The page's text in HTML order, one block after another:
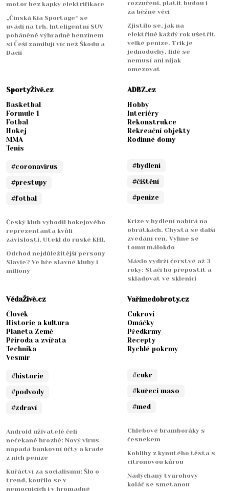
motor bez kapky elektrifikace
„Čínská Kia Sportage“ se
uvádí na trh. Inteligentní SUV
poháněné výhradně benzínem
si Češi zamilují víc než Škodu a
Dacii
rozzuřeni, platit budou i
za běžné věci
Zjistilo se, jak na
elektřině každý rok ušetřit
velké peníze. Trik je
jednoduchý, lidé se
nemusí ani nijak
omezovat
SportyŽivě.cz
Basketbal
Formule 1
Fotbal
Hokej
MMA
Tenis
#coronavirus
#prestupy
#fotbal
Český klub vyhodil hokejového
reprezentanta kvůli
závislosti. Utekl do ruské KHL
Odchod nejdůležitější persony
Slavie? Ve hře slavné kluby i
miliony
ADBZ.cz
Hobby
Interiéry
Rekonstrukce
Rekreační objekty
Rodinné domy
#bydlení
#čištění
#penize
Krize v bydlení nabírá na
obrátkách. Chystá se další
zvedání cen. Vyhne se
tomu málokdo
Máslo vydrží čerstvé až 3
roky: Stačí ho přepustit a
skladovat ve sklenici
VědaŽivě.cz
Člověk
Historie a kultura
Planeta Země
Příroda a zvířata
Technika
Vesmír
#historie
#podvody
#zdraví
Android uživatelé čelí
nečekané hrozbě: Nový virus
napadá bankovní účty a krade
z nich peníze
Kuřáctví za socialismu: Šlo o
trend, kouřilo se v
nemocnicích i v hromadné
Vařímedobroty.cz
Cukroví
Omáčky
Předkrmy
Recepty
Rychlé pokrmy
#cukr
#kuřecí maso
#med
Chlebové bramboráky s
česnekem
Koblihy z kynutého těsta s
citronovou kůrou
Nadýchaný tvarohový
koláč se smetanou